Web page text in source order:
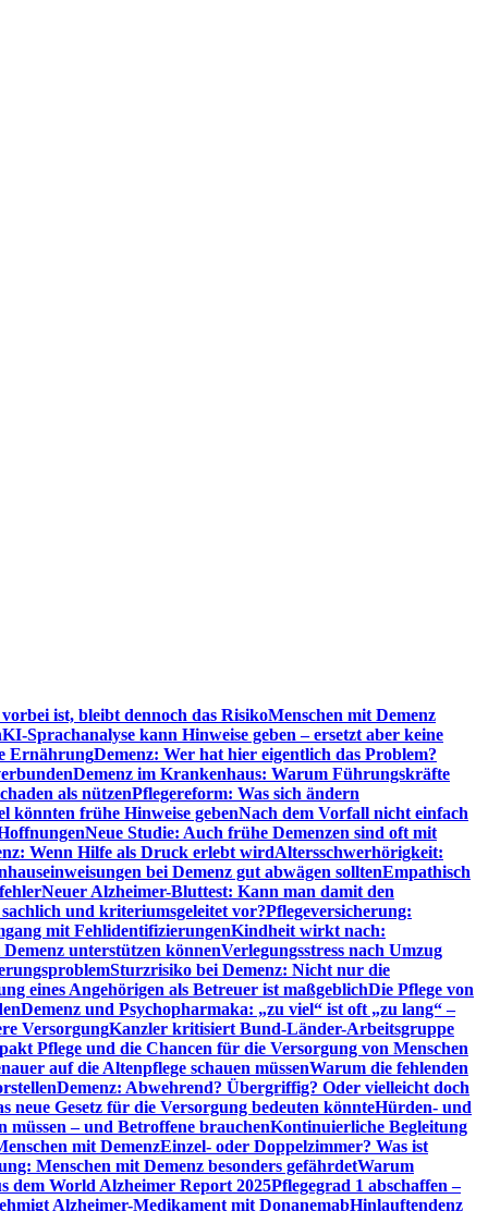
ist, bleibt dennoch das RisikoMenschen mit Demenz
KI-Sprachanalyse kann Hinweise geben – ersetzt aber keine
ErnährungDemenz: Wer hat hier eigentlich das Problem?
Demenz im Krankenhaus: Warum Führungskräfte
als nützenPflegereform: Was sich ändern
könnten frühe Hinweise gebenNach dem Vorfall nicht einfach
Neue Studie: Auch frühe Demenzen sind oft mit
Wenn Hilfe als Druck erlebt wirdAltersschwerhörigkeit:
bei Demenz gut abwägen solltenEmpathisch
Neuer Alzheimer-Bluttest: Kann man damit den
und kriteriumsgeleitet vor?Pflegeversicherung:
mit FehlidentifizierungenKindheit wirkt nach:
unterstützen könnenVerlegungsstress nach Umzug
Sturzrisiko bei Demenz: Nicht nur die
eines Angehörigen als Betreuer ist maßgeblichDie Pflege von
Demenz und Psychopharmaka: „zu viel“ ist oft „zu lang“ –
VersorgungKanzler kritisiert Bund-Länder-Arbeitsgruppe
Pflege und die Chancen für die Versorgung von Menschen
auf die Altenpflege schauen müssenWarum die fehlenden
Demenz: Abwehrend? Übergriffig? Oder vielleicht doch
neue Gesetz für die Versorgung bedeuten könnteHürden- und
– und Betroffene brauchenKontinuierliche Begleitung
mit DemenzEinzel- oder Doppelzimmer? Was ist
Menschen mit Demenz besonders gefährdetWarum
dem World Alzheimer Report 2025Pflegegrad 1 abschaffen –
Alzheimer-Medikament mit DonanemabHinlauftendenz